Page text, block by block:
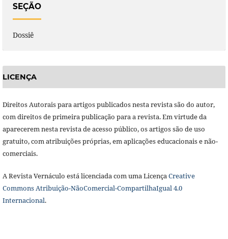
SEÇÃO
Dossiê
LICENÇA
Direitos Autorais para artigos publicados nesta revista são do autor,
com direitos de primeira publicação para a revista. Em virtude da
aparecerem nesta revista de acesso público, os artigos são de uso
gratuito, com atribuições próprias, em aplicações educacionais e não-
comerciais.
A Revista Vernáculo está licenciada com uma LicençaCreative
Commons Atribuição-NãoComercial-CompartilhaIgual 4.0
Internacional.